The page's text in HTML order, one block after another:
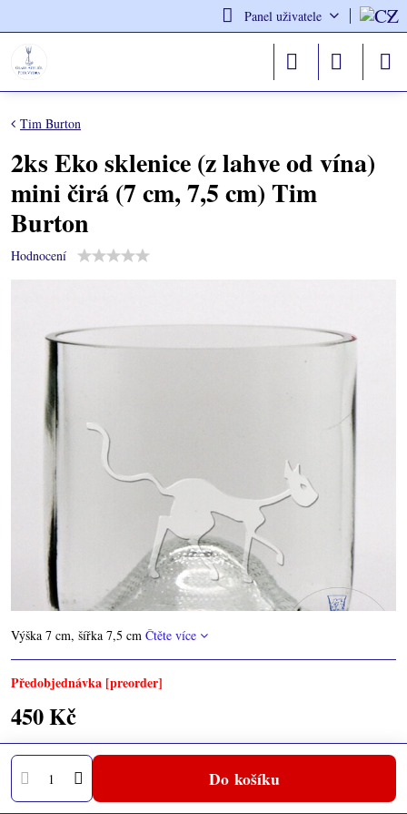
Panel uživatele
Tim Burton
2ks Eko sklenice (z lahve od vína)
mini čirá (7 cm, 7,5 cm) Tim
Burton
Hodnocení
Výška 7 cm, šířka 7,5 cm Čtěte více
Předobjednávka [preorder]
450 Kč
Do košíku